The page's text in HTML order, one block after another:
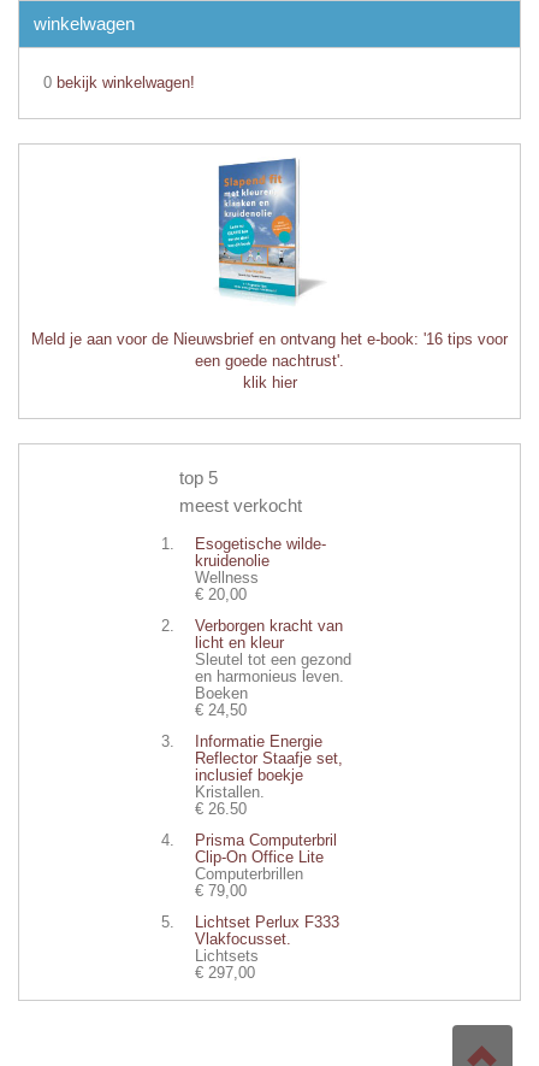
winkelwagen
0 bekijk winkelwagen!
Meld je aan voor de Nieuwsbrief en ontvang het e-book: '16 tips voor
een goede nachtrust'.
klik hier
top 5
meest verkocht
Esogetische wilde-
kruidenolie
Wellness
€ 20,00
Verborgen kracht van
licht en kleur
Sleutel tot een gezond
en harmonieus leven.
Boeken
€ 24,50
Informatie Energie
Reflector Staafje set,
inclusief boekje
Kristallen.
€ 26.50
Prisma Computerbril
Clip-On Office Lite
Computerbrillen
€ 79,00
Lichtset Perlux F333
Vlakfocusset.
Lichtsets
€ 297,00